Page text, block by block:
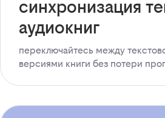
синхронизация
аудиокниг
переключайтесь между
версиями книги без потери